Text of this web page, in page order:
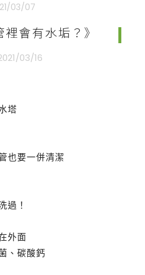
03/07
裡會有水垢？》
03/16
塔
也要一併清潔
過！
外面
、碳酸鈣